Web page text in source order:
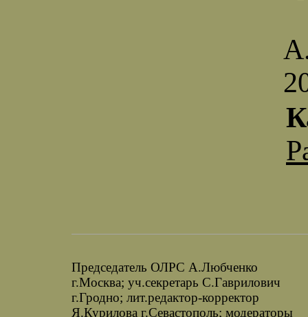
Председатель ОЛРС А.Любченко
г.Москва; уч.секретарь С.Гаврилович
г.Гродно; лит.редактор-корректор
Я.Курилова г.Севастополь; модераторы